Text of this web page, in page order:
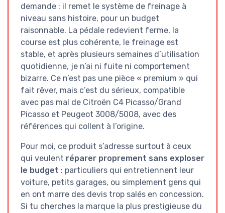
demande : il remet le système de freinage à
niveau sans histoire, pour un budget
raisonnable. La pédale redevient ferme, la
course est plus cohérente, le freinage est
stable, et après plusieurs semaines d’utilisation
quotidienne, je n’ai ni fuite ni comportement
bizarre. Ce n’est pas une pièce « premium » qui
fait rêver, mais c’est du sérieux, compatible
avec pas mal de Citroën C4 Picasso/Grand
Picasso et Peugeot 3008/5008, avec des
références qui collent à l’origine.
Pour moi, ce produit s’adresse surtout à ceux
qui veulent réparer proprement sans exploser
le budget : particuliers qui entretiennent leur
voiture, petits garages, ou simplement gens qui
en ont marre des devis trop salés en concession.
Si tu cherches la marque la plus prestigieuse du